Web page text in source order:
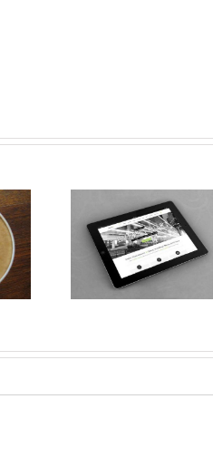
Taciti
Litora
Nullam Vitae
Un Odiosters